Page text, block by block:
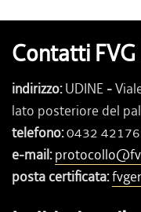
Contatti FVG
indirizzo:UDINE -
lato posteriore del
telefono:0432
e-mail:
posta certificata: